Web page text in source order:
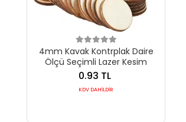
4mm Kavak Kontrplak Daire
Ölçü Seçimli Lazer Kesim
0.93 TL
KDV DAHİLDİR